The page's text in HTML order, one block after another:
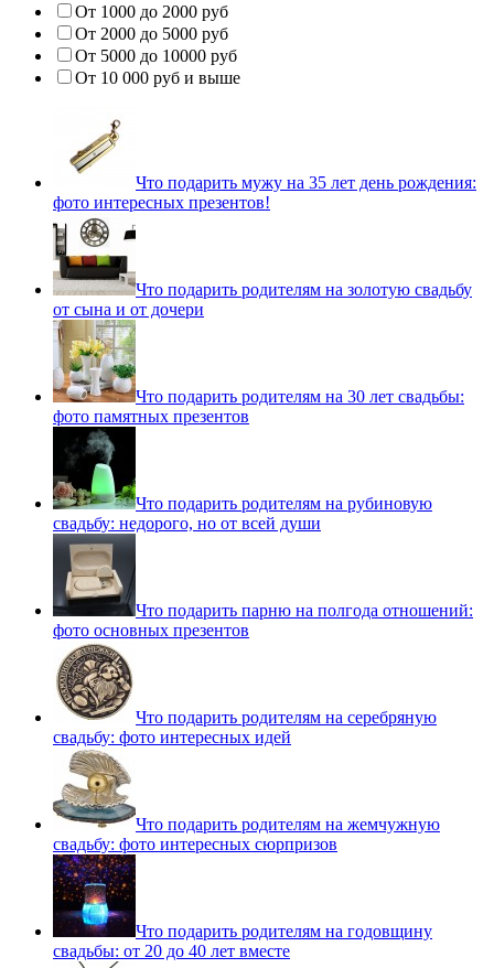
От 1000 до 2000 руб
От 2000 до 5000 руб
От 5000 до 10000 руб
От 10 000 руб и выше
Что подарить мужу на 35 лет день рождения:
фото интересных презентов!
Что подарить родителям на золотую свадьбу
от сына и от дочери
Что подарить родителям на 30 лет свадьбы:
фото памятных презентов
Что подарить родителям на рубиновую
свадьбу: недорого, но от всей души
Что подарить парню на полгода отношений:
фото основных презентов
Что подарить родителям на серебряную
свадьбу: фото интересных идей
Что подарить родителям на жемчужную
свадьбу: фото интересных сюрпризов
Что подарить родителям на годовщину
свадьбы: от 20 до 40 лет вместе